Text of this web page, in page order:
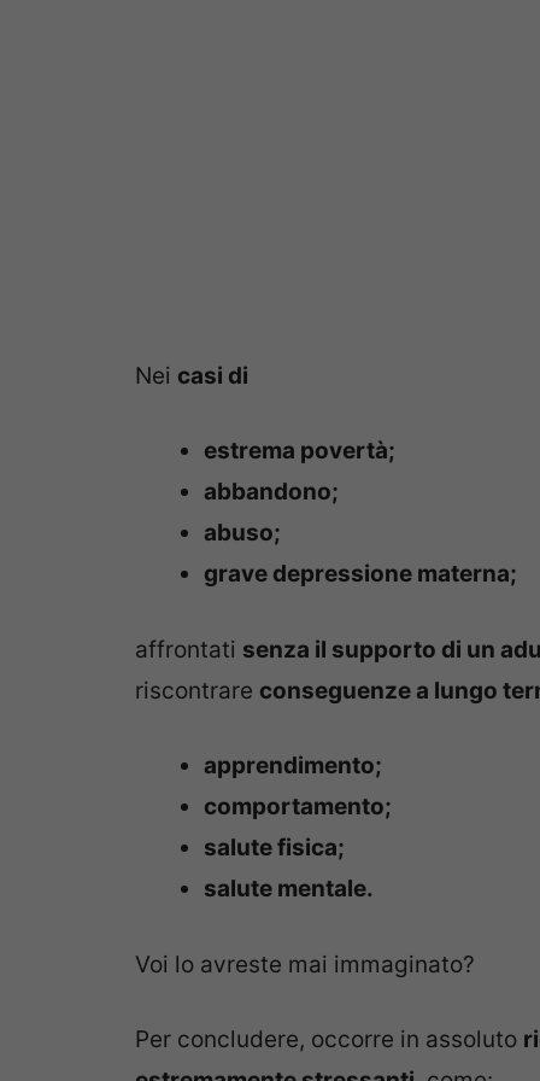
Nei casi di
estrema povertà;
abbandono;
abuso;
grave depressione materna;
affrontati senza il supporto di un
riscontrare conseguenze a lungo
apprendimento;
comportamento;
salute fisica;
salute mentale.
Voi lo avreste mai immaginato?
Per concludere, occorre in assoluto